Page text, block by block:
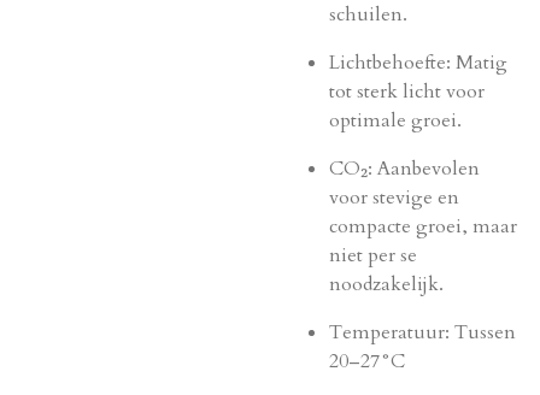
schuilen.
Lichtbehoefte: Matig
tot sterk licht voor
optimale groei.
CO₂: Aanbevolen
voor stevige en
compacte groei, maar
niet per se
noodzakelijk.
Temperatuur: Tussen
20–27°C